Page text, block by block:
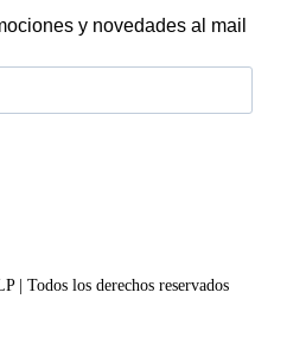
y novedades al mail
| Todos los derechos reservados